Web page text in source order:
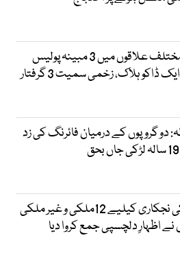
کراچی: مختلف علاقوں میں 3 مبینہ پولیس
ڈاکو ہلاک، زخمی سمیت 3 گرفتار
دو گروپوں کے درمیان فائرنگ کی زد
فیسکو کی نجکاری کیلیے 12ملکی و غیر ملکی
اظہارِ دلچسپی جمع کروا دیا